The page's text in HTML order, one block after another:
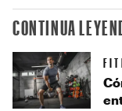
CONTINUA